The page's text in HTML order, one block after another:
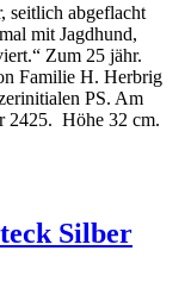
seitlich abgeflacht
mit Jagdhund,
Zum 25 jähr.
Familie H. Herbrig
PS. Am
2425. Höhe 32 cm.
Silber